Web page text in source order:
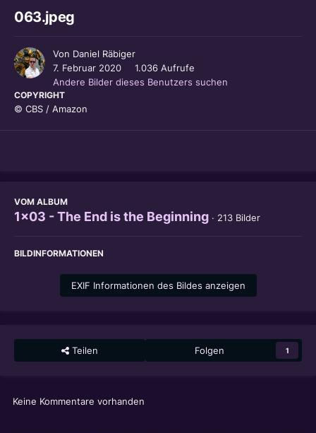
063.jpeg
Von Daniel Räbiger
7. Februar 2020
1.036 Aufrufe
Andere Bilder dieses Benutzers suchen
COPYRIGHT
© CBS / Amazon
VOM ALBUM
1x03 - The End is the Beginning · 213 Bilder
BILDINFORMATIONEN
EXIF Informationen des Bildes anzeigen
Teilen Folgen 1
Keine Kommentare vorhanden